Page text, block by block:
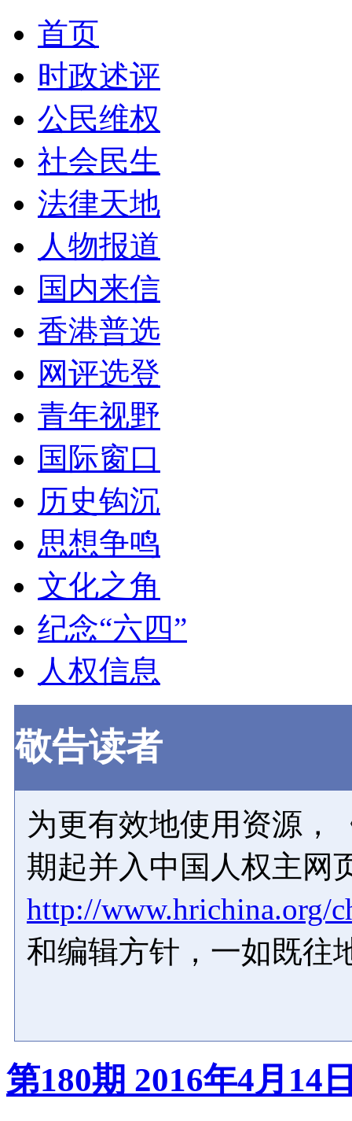
首页
时政述评
公民维权
社会民生
法律天地
人物报道
国内来信
香港普选
网评选登
青年视野
国际窗口
历史钩沉
思想争鸣
文化之角
纪念“六四”
人权信息
敬告读者
为更有效地使用资源，
期起并入中国人权主网
http://www.hrichina.org/
和编辑方针，一如既往
第180期 2016年4月14